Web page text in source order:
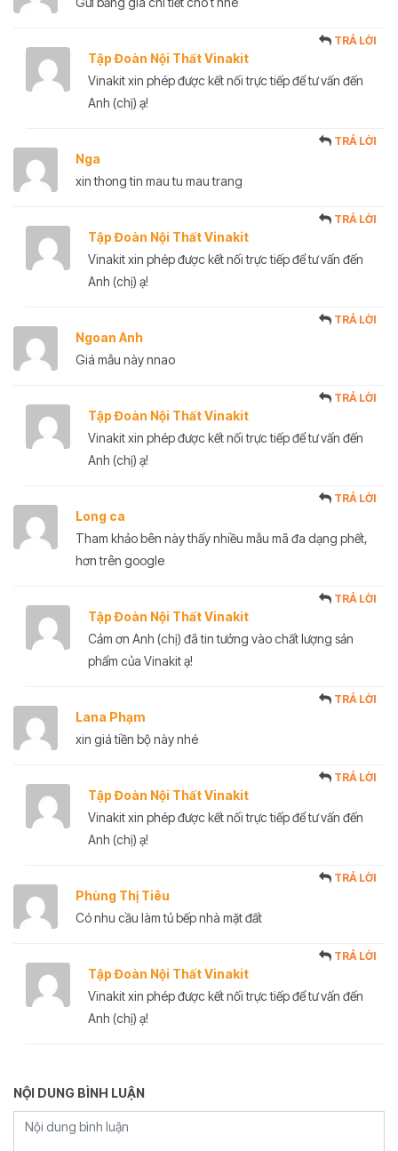
Tập Đoàn Nội Thất Vinakit
TRẢ LỜI
Vinakit xin phép được kết nối trực tiếp để tư vấn đến
Anh (chị) ạ!
Nga
TRẢ LỜI
xin thong tin mau tu mau trang
Tập Đoàn Nội Thất Vinakit
TRẢ LỜI
Vinakit xin phép được kết nối trực tiếp để tư vấn đến
Anh (chị) ạ!
Ngoan Anh
TRẢ LỜI
Giá mẫu này nnao
Tập Đoàn Nội Thất Vinakit
TRẢ LỜI
Vinakit xin phép được kết nối trực tiếp để tư vấn đến
Anh (chị) ạ!
Long ca
TRẢ LỜI
Tham khảo bên này thấy nhiều mẫu mã đa dạng phết,
hơn trên google
Tập Đoàn Nội Thất Vinakit
TRẢ LỜI
Cảm ơn Anh (chị) đã tin tưởng vào chất lượng sản
phẩm của Vinakit ạ!
Lana Phạm
TRẢ LỜI
xin giá tiền bộ này nhé
Tập Đoàn Nội Thất Vinakit
TRẢ LỜI
Vinakit xin phép được kết nối trực tiếp để tư vấn đến
Anh (chị) ạ!
Phùng Thị Tiêu
TRẢ LỜI
Có nhu cầu làm tủ bếp nhà mặt đất
Tập Đoàn Nội Thất Vinakit
TRẢ LỜI
Vinakit xin phép được kết nối trực tiếp để tư vấn đến
Anh (chị) ạ!
NỘI DUNG BÌNH LUẬN